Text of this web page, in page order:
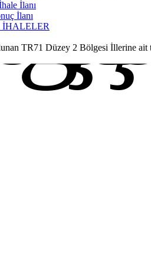
İlanı
İlanı
İHALELER
TR71 Düzey 2 Bölgesi İllerine ait